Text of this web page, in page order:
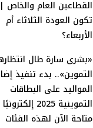
القطاعين العام
تكون العودة الثلاثاء أم
الأربعاء؟
«بشرى سارة طال
التموين».. بدء تنفيذ
المواليد على البطاقات
التموينية 2025
متاحة الآن لهذه الفئات